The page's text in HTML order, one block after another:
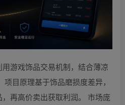
游戏饰品交易机制，结合薄凉
目原理基于饰品磨损度差异，
再高价卖出获取利润。 市场庞